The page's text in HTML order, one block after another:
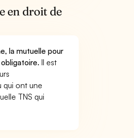
en droit de
la mutuelle pour
obligatoire.Il est
qui ont une
TNS qui